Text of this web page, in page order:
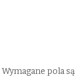
Wymagane pola są